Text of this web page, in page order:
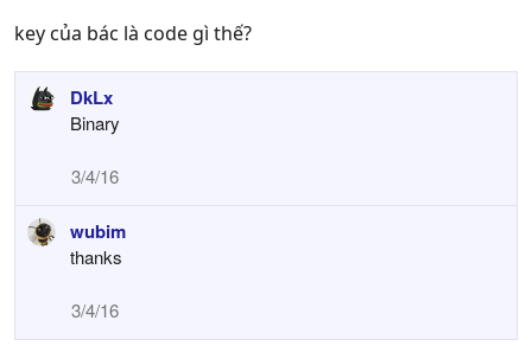
key của bác là code gì thế?
DkLx
Binary
3/4/16
wubim
thanks
3/4/16